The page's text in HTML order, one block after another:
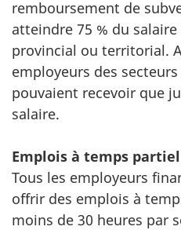
remboursement de
atteindre 75 % du
provincial ou territorial.
employeurs des
pouvaient recevoir que
salaire.
Emplois à temps partiel
Tous les employeurs
offrir des emplois à
moins de 30 heures par